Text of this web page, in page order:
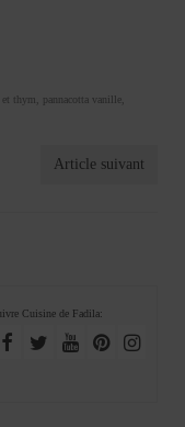
et thym pannacotta vanille
Article suivant
Cuisine de Fadila: